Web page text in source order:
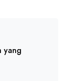
yang